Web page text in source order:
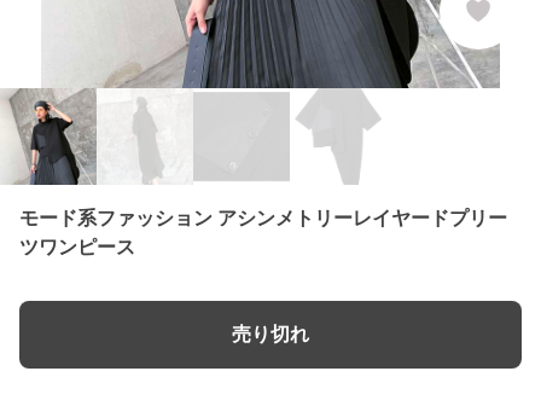
モード系ファッション アシンメトリーレイヤードプリー
ツワンピース
売り切れ